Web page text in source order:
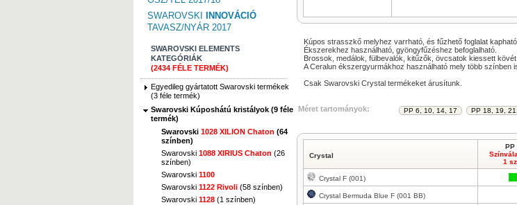
SWAROVSKI
INNOVÁCIÓ
TAVASZ/NYÁR 2017
SWAROVSKI ELEMENTS
KATEGÓRIÁK
(2434 FÉLE TERMÉK)
Egyedileg gyártatott Swarovski termékek
(3 féle termék)
Swarovski Kúposhátú kristályok (9 féle
termék)
Swarovski 1028 XILION Chaton (64
színben)
Swarovski 1088 XIRIUS Chaton (26
színben)
Swarovski 1100
Swarovski 1122 Rivoli (58 színben)
Swarovski 1128 (1 színben)
Kúpos strasszkő melyhez varrható, és fűzhető foglalat
Ékszerekhez használható, gyöngyfűzéshez befoglalható.
Brossok, medálok, fülbevalók, kitűzők, övcsatok kiessett kövét
A Ceralun ékszergyurmákhoz használható mely több színben
Csak Swarovski Crystal termékeket árusítunk.
Méret tartományok:
Crystal
PP
1
Crystal F (001)
Crystal Bermuda Blue F (001 BB)